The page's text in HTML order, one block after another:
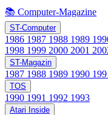
📚 Computer-Magazine
ST-Computer
1986 1987 1988 1989
1998 1999 2000 2001
ST-Magazin
1987 1988 1989 1990
TOS
1990 1991 1992 1993
Atari Inside